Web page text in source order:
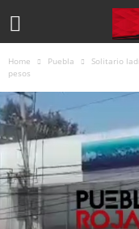
Home Puebla
Solitario
pesos